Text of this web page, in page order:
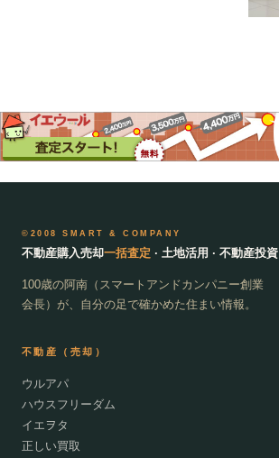
©2008 SMART & COMPANY
不動産購入売却一括査定 · 土地活用 · 不動産投資
100歳の阿南（スマートアンドカンパニー創業
会長）が、自分の足で確かめた住まい情報。
不動産（売却）
ウルアパ
ハウスフリーダム
イエヲタ
正しい買取